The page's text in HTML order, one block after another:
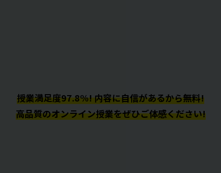
授業満足度97.8%! 内容に自信があるから無料!
高品質のオンライン授業をぜひご体感ください!